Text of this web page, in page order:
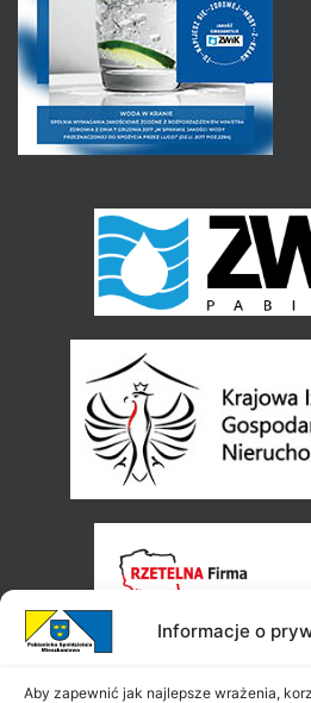
Informacje o
Aby zapewnić jak najlepsze wrażenia,